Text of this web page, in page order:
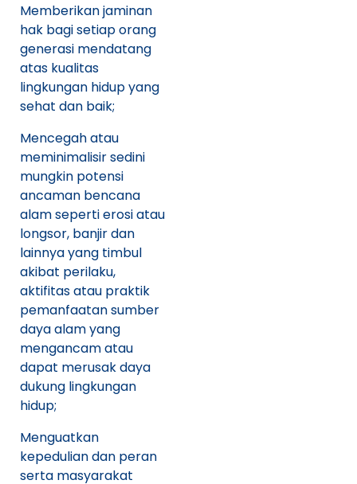
Memberikan jaminan
hak bagi setiap orang
generasi mendatang
atas kualitas
lingkungan hidup yang
sehat dan baik;
Mencegah atau
meminimalisir sedini
mungkin potensi
ancaman bencana
alam seperti erosi atau
longsor, banjir dan
lainnya yang timbul
akibat perilaku,
aktifitas atau praktik
pemanfaatan sumber
daya alam yang
mengancam atau
dapat merusak daya
dukung lingkungan
hidup;
Menguatkan
kepedulian dan peran
serta masyarakat